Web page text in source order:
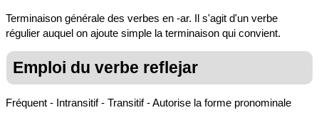
Terminaison générale des verbes en -ar. Il s'agit d'un verbe
régulier auquel on ajoute simple la terminaison qui convient.
Emploi du verbe reflejar
Fréquent - Intransitif - Transitif - Autorise la forme pronominale